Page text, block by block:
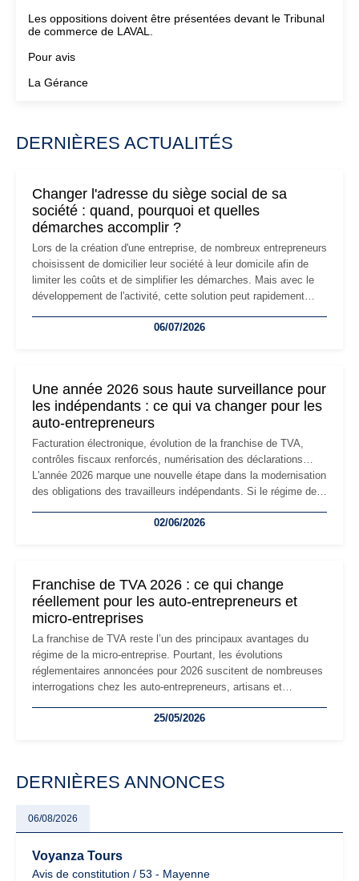
Les oppositions doivent être présentées devant le Tribunal
de commerce de LAVAL.
Pour avis
La Gérance
DERNIÈRES ACTUALITÉS
Changer l'adresse du siège social de sa
société : quand, pourquoi et quelles
démarches accomplir ?
Lors de la création d'une entreprise, de nombreux entrepreneurs
choisissent de domicilier leur société à leur domicile afin de
limiter les coûts et de simplifier les démarches. Mais avec le
développement de l'activité, cette solution peut rapidement
professionnels, recrutement, image de marque… Le
06/07/2026
Une année 2026 sous haute surveillance pour
les indépendants : ce qui va changer pour les
auto-entrepreneurs
Facturation électronique, évolution de la franchise de TVA,
contrôles fiscaux renforcés, numérisation des déclarations…
L'année 2026 marque une nouvelle étape dans la modernisation
des obligations des travailleurs indépendants. Si le régime de
les auto-entrepreneurs devront s'adapter à un environnement
02/06/2026
Franchise de TVA 2026 : ce qui change
réellement pour les auto-entrepreneurs et
micro-entreprises
La franchise de TVA reste l’un des principaux avantages du
régime de la micro-entreprise. Pourtant, les évolutions
réglementaires annoncées pour 2026 suscitent de nombreuses
interrogations chez les auto-entrepreneurs, artisans et
facturation ou risque de bascule vers la TVA : les règles
25/05/2026
DERNIÈRES ANNONCES
06/08/2026
Voyanza Tours
Avis de constitution / 53 - Mayenne